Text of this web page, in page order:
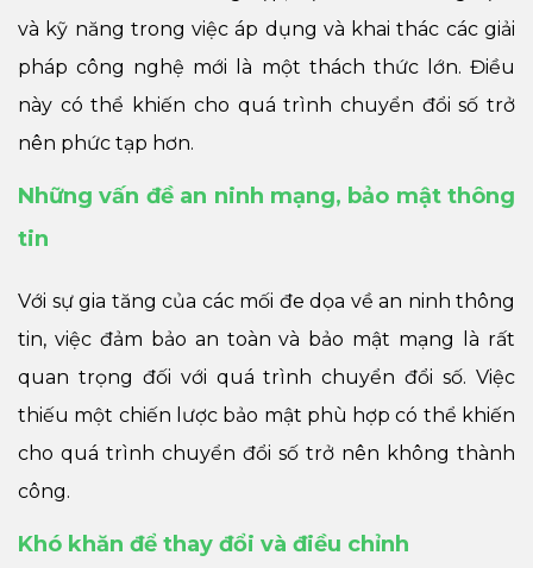
và kỹ năng trong việc áp dụng và khai thác các giải
pháp công nghệ mới là một thách thức lớn. Điều
này có thể khiến cho quá trình chuyển đổi số trở
nên phức tạp hơn.
Những vấn đề an ninh mạng, bảo mật thông
tin
Với sự gia tăng của các mối đe dọa về an ninh thông
tin, việc đảm bảo an toàn và bảo mật mạng là rất
quan trọng đối với quá trình chuyển đổi số. Việc
thiếu một chiến lược bảo mật phù hợp có thể khiến
cho quá trình chuyển đổi số trở nên không thành
công.
Khó khăn để thay đổi và điều chỉnh